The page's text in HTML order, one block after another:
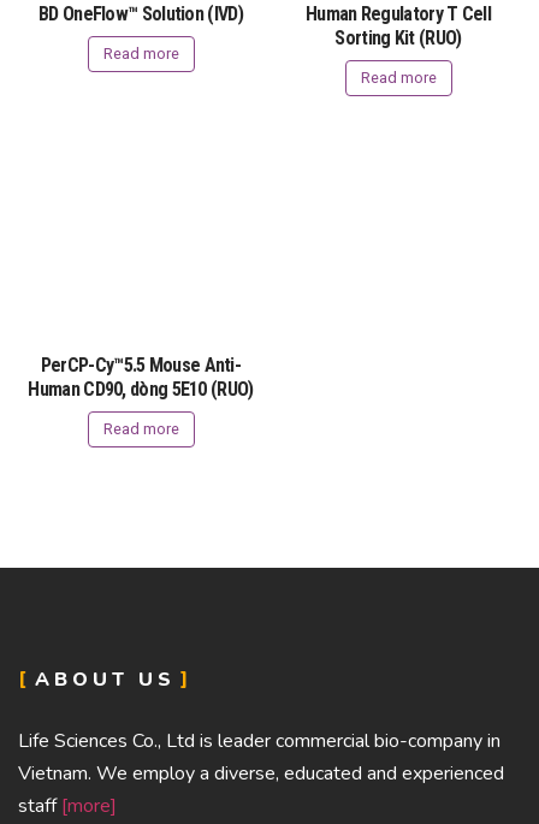
BD OneFlow™ Solution (IVD)
Read more
Human Regulatory T Cell
Sorting Kit (RUO)
Read more
PerCP-Cy™5.5 Mouse Anti-
Human CD90, dòng 5E10 (RUO)
Read more
ABOUT US
Life Sciences Co., Ltd is leader commercial bio-company in
Vietnam. We employ a diverse, educated and experienced
staff[more]